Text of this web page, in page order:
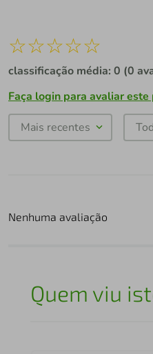
☆☆☆☆☆
classificação média: 0 (0
Faça login para avaliar
Mais recentes
Nenhuma avaliação
Quem viu